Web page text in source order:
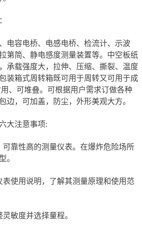
电容电桥、电感电桥、检流计、示波
第简、静电感度测量装置等。中空板纸
承载强度大，拉伸、压缩、撕裂、温度
装箱式周转箱既可用于周转又可用于成
、可堆叠。可根据用户需求订做各种
边，可加盖，防尘，外形美观大方。
大注意事项:
可靠性高的测量仪表。在爆炸危险场所
。
表使用说明，了解其测量原理和使用范
敏度并选择量程。